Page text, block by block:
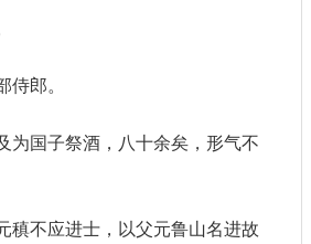
郎。
为国子祭酒，八十余矣，形气不
稹不应进士，以父元鲁山名进故